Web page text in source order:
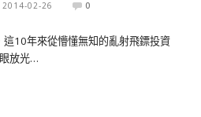
2014-02-26 0
10年來從懵懂無知的亂射飛鏢投資
放光…